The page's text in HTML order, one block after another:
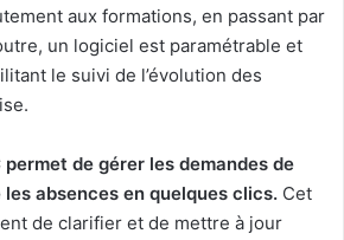
aux formations, en passant par
un logiciel est paramétrable et
le suivi de l’évolution des
permet de gérer les demandes de
absences en quelques clics. Cet
de clarifier et de mettre à jour